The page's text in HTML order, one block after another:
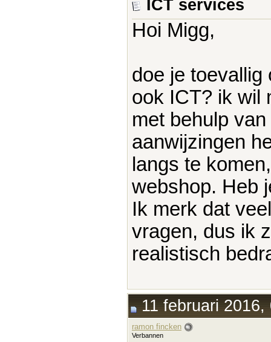
ICT services
Hoi Migg,
doe je toevallig
ook ICT? ik wil
met behulp
aanwijzingen
langs te
webshop. Heb
Ik merk dat
vragen, dus ik
realistisch
11 februari 2016,
ramon fincken
Verbannen